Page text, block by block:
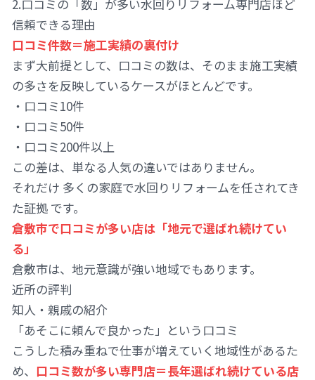
2.口コミの「数」が多い水回りリフォーム専門店ほど
信頼できる理由
口コミ件数＝施工実績の裏付け
まず大前提として、口コミの数は、そのまま施工実績
の多さを反映しているケースがほとんどです。
・口コミ10件
・口コミ50件
・口コミ200件以上
この差は、単なる人気の違いではありません。
それだけ 多くの家庭で水回りリフォームを任されてき
た証拠 です。
倉敷市で口コミが多い店は「地元で選ばれ続けてい
る」
倉敷市は、地元意識が強い地域でもあります。
近所の評判
知人・親戚の紹介
「あそこに頼んで良かった」という口コミ
こうした積み重ねで仕事が増えていく地域性があるた
め、 口コミ数が多い専門店＝長年選ばれ続けている店